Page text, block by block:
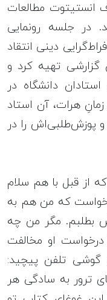
انستیتوت مطالعات
در جلسه‌ رونمایی
دینی انتقاد
تهیه کرد و
دانشگاه در
هرات، آن استاد
و پوزش‌طلبی‌اش را در
از قبل با هم سلام
خواست که من هم به
بطلبم. مگر من چه
او مخالفت
تلفن پیچید:
به سادگی هر